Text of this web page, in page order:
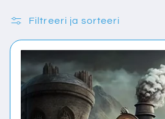
Filtreeri ja sorteeri